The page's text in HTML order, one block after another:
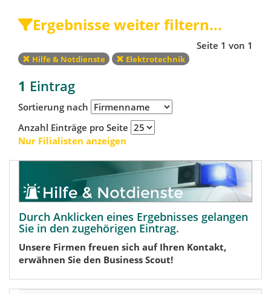
Ergebnisse weiter filtern...
Seite 1 von 1
Hilfe & Notdienste Elektrotechnik
1 Eintrag
Sortierung nach
Anzahl Einträge pro Seite
Nur Filialisten anzeigen
Durch Anklicken eines Ergebnisses gelangen
Sie in den zugehörigen Eintrag.
Unsere Firmen freuen sich auf Ihren Kontakt,
erwähnen Sie den Business Scout!